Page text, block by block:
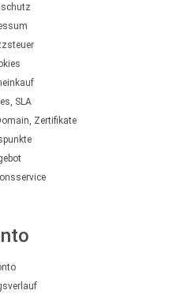
SLA
Zertifikate